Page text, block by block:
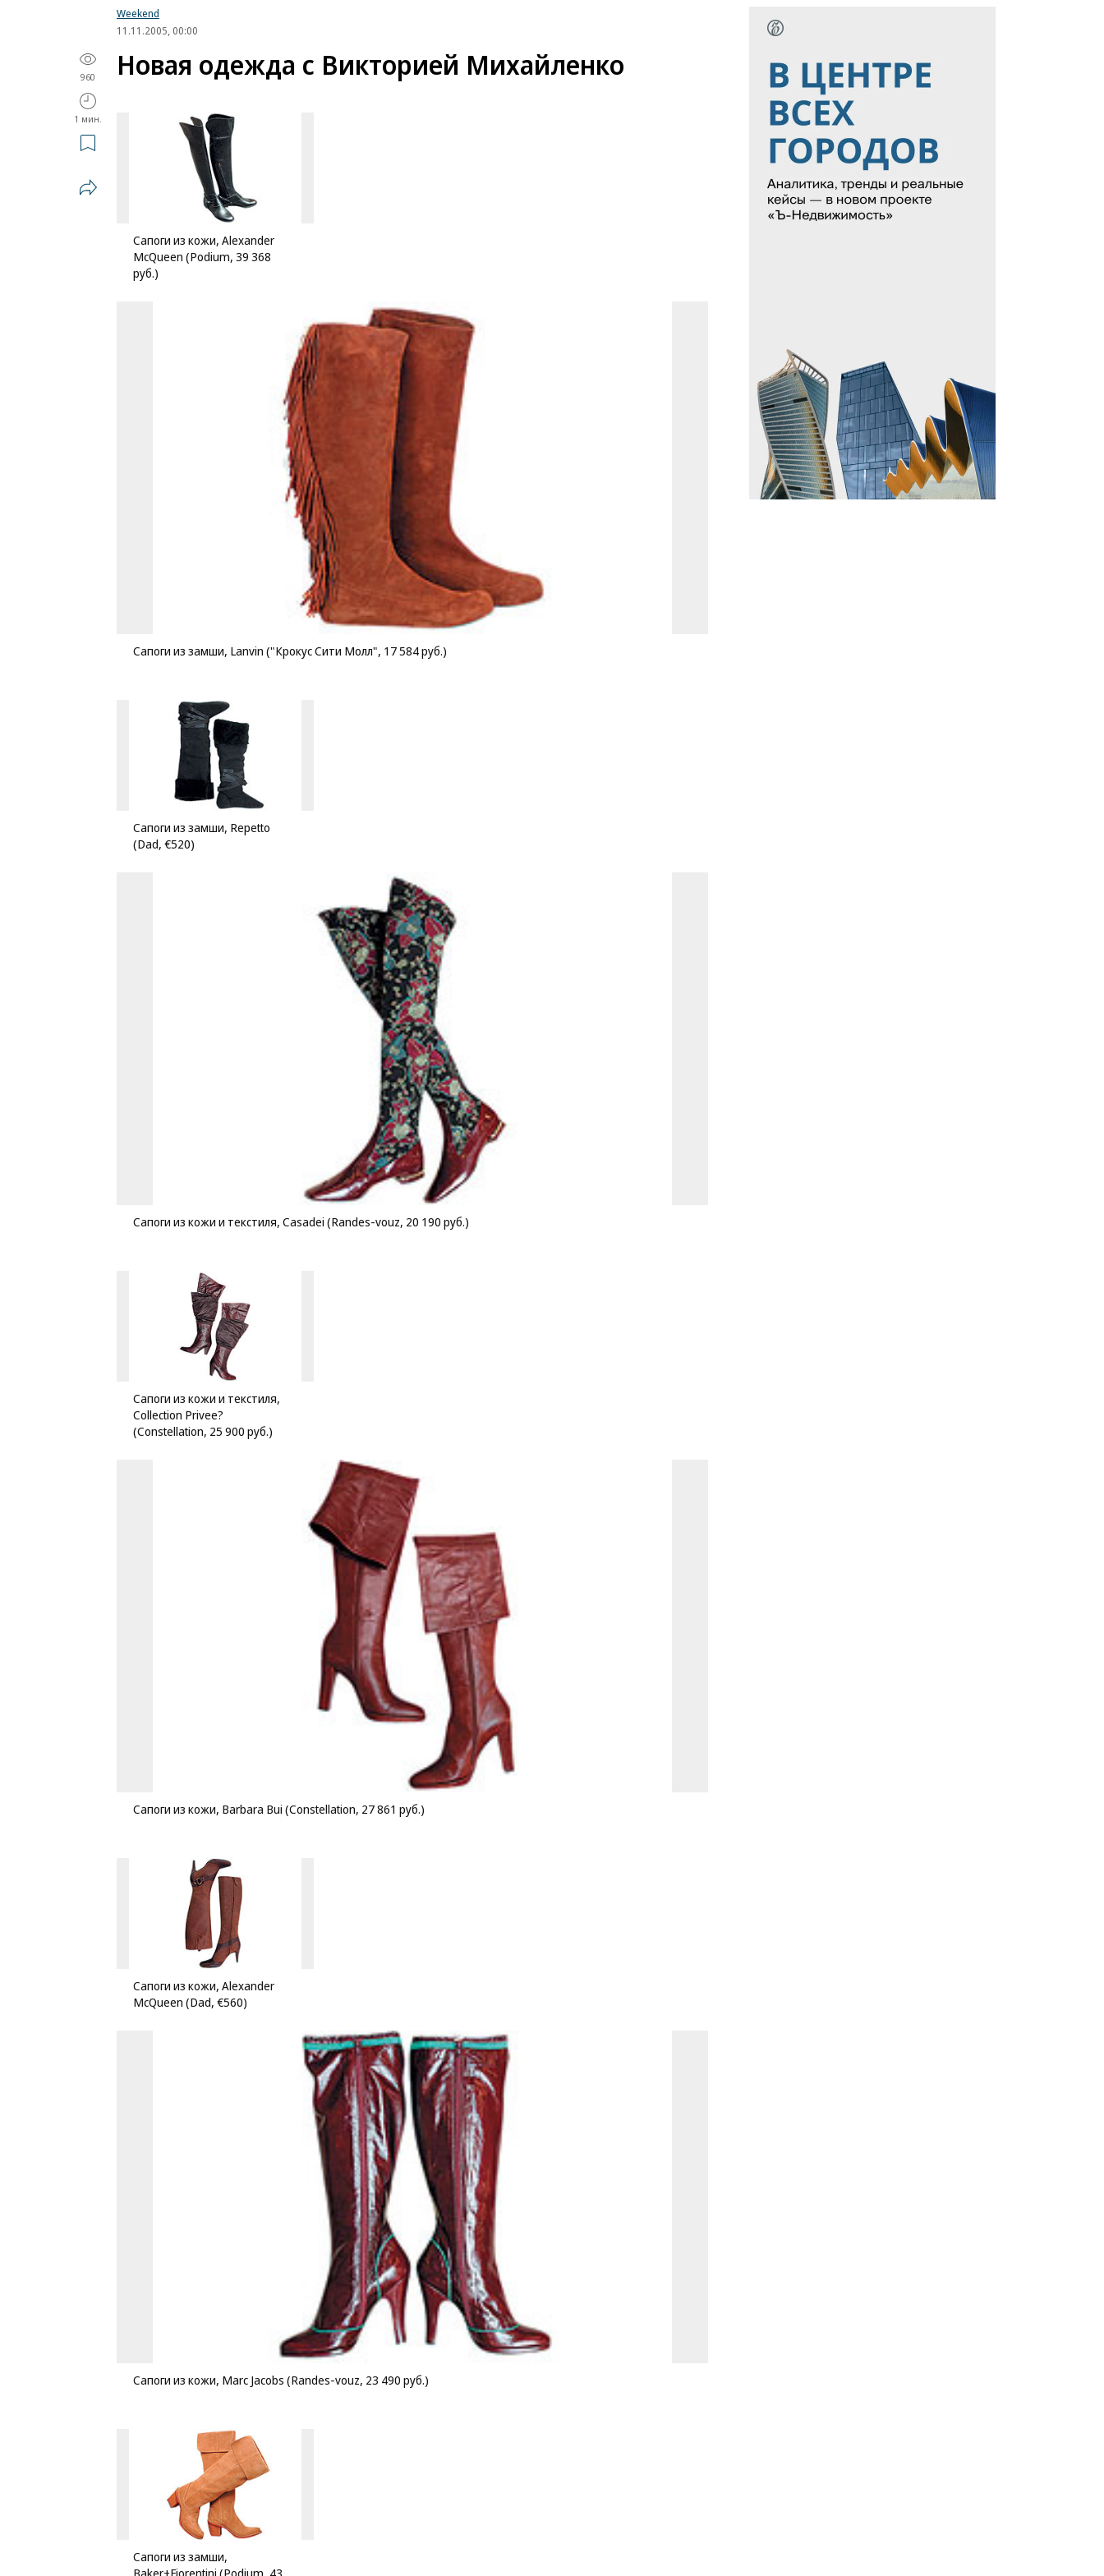
Weekend
11.11.2005, 00:00
960
1 мин.
Новая одежда с Викторией Михайленко
Сапоги из кожи, Alexander
McQueen (Podium, 39 368
руб.)
Сапоги из замши, Lanvin ("Крокус Сити Молл", 17 584 руб.)
Сапоги из замши, Repetto
(Dad, €520)
Сапоги из кожи и текстиля, Casadei (Randes-vouz, 20 190 руб.)
Сапоги из кожи и текстиля,
Collection Privee?
(Constellation, 25 900 руб.)
Сапоги из кожи, Barbara Bui (Constellation, 27 861 руб.)
Сапоги из кожи, Alexander
McQueen (Dad, €560)
Сапоги из кожи, Marc Jacobs (Randes-vouz, 23 490 руб.)
Сапоги из замши,
Baker+Fiorentini (Podium, 43